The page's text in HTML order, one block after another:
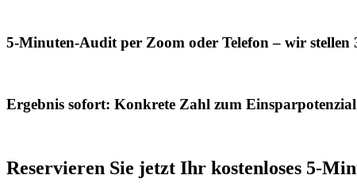
5-Minuten-Audit per Zoom oder Telefon – wir stellen
Ergebnis sofort: Konkrete Zahl zum
Reservieren Sie jetzt Ihr kostenloses 5-